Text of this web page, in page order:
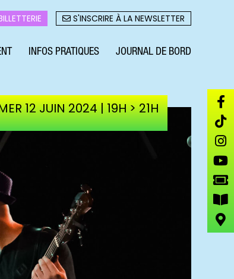
S'INSCRIRE À LA NEWSLETTER
INFOS PRATIQUES JOURNAL DE BORD
12 JUIN 2024 | 19H > 21H